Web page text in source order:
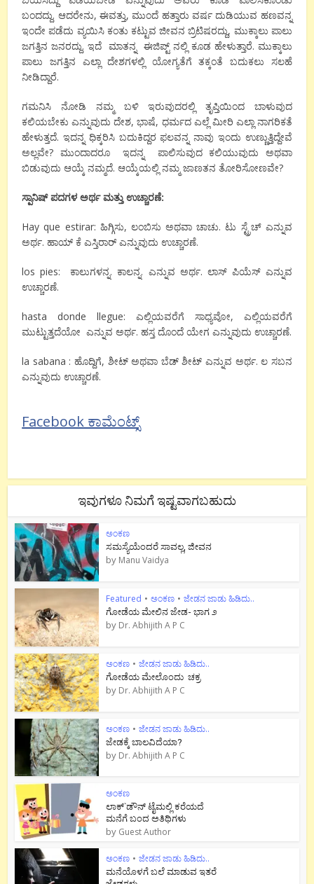
ಬಂದದ್ದು. ಆದರೇನು, ಈವತ್ತು, ಮುಂದೆ ಹತ್ತಾರು ವರ್ಷ ದುಡಿಯುವ ಹಣವನ್ನ
ಇಂದೇ ಪಡೆದು ವ್ಯಯಿಸಿ ಕಂತು ಕಟ್ಟುವ ಜೀವನ ಬ್ರಿಟಿಷರದ್ದು, ಮುಕ್ಕಾಲು ಪಾಲು
ಜಗತ್ತಿನ ಜನರದ್ದು. ಇದೆ ಮಾತನ್ನ ಈಜಿಪ್ಟ್ ನಲ್ಲಿ ಕೂಡ ಹೇಳುತ್ತಾರೆ. ಮುಕ್ಕಾಲು
ಪಾಲು ಜಗತ್ತಿನ ಎಲ್ಲಾ ದೇಶಗಳಲ್ಲಿ ಯೋಗ್ಯತೆಗೆ ತಕ್ಕಂತೆ ಬದುಕಲು ಸಲಹೆ
ನೀಡಿದ್ದಾರೆ.
ಗಮನಿಸಿ ನೋಡಿ ನಮ್ಮ ಬಳಿ ಇರುವುದರಲ್ಲಿ ತೃಪ್ತಿಯಿಂದ ಬಾಳುವುದ
ಕಲಿಯಬೇಕು ಎನ್ನುವುದು ದೇಶ, ಭಾಷೆ, ಧರ್ಮದ ಎಲ್ಲೆ ಮೀರಿ ಎಲ್ಲಾ ನಾಗರಿಕತೆ
ಹೇಳುತ್ತದೆ. ಇದನ್ನ ಧಿಕ್ಕರಿಸಿ ಬದುಕಿದ್ದರ ಫಲವನ್ನ ನಾವು ಇಂದು ಉಣ್ಣುತ್ತಿದ್ದೇವೆ
ಅಲ್ಲವೇ? ಮುಂದಾದರೂ ಇದನ್ನ ಪಾಲಿಸುವುದ ಕಲಿಯುವುದು ಅಥವಾ
ಬಿಡುವುದು ಆಯ್ಕೆ ನಮ್ಮದೆ. ಆಯ್ಕೆಯಲ್ಲಿ ನಮ್ಮ ಜಾಣತನ ತೋರಿಸೋಣವೇ?
ಸ್ಪಾನಿಷ್ ಪದಗಳ ಅರ್ಥ ಮತ್ತು ಉಚ್ಚಾರಣೆ:
Hay que estirar: ಹಿಗ್ಗಿಸು, ಲಂಬಿಸು ಅಥವಾ ಚಾಚು. ಟು ಸ್ಟ್ರೆಚ್ ಎನ್ನುವ
ಅರ್ಥ. ಹಾಯ್ ಕೆ ಎಸ್ತಿರಾರ್ ಎನ್ನುವುದು ಉಚ್ಚಾರಣೆ.
los pies: ಕಾಲುಗಳನ್ನ. ಕಾಲನ್ನ. ಎನ್ನುವ ಅರ್ಥ. ಲಾಸ್ ಪಿಯೆಸ್ ಎನ್ನುವ
ಉಚ್ಚಾರಣೆ.
hasta donde llegue: ಎಲ್ಲಿಯವರೆಗೆ ಸಾಧ್ಯವೋ, ಎಲ್ಲಿಯವರೆಗೆ
ಮುಟ್ಟುತ್ತದೆಯೋ ಎನ್ನುವ ಅರ್ಥ. ಹಸ್ತ ದೊಂದೆ ಯೇಗ ಎನ್ನುವುದು ಉಚ್ಚಾರಣೆ.
la sabana : ಹೊದ್ದಿಗೆ, ಶೀಟ್ ಅಥವಾ ಬೆಡ್ ಶೀಟ್ ಎನ್ನುವ ಅರ್ಥ. ಲ ಸಬನ
ಎನ್ನುವುದು ಉಚ್ಚಾರಣೆ.
Facebook ಕಾಮೆಂಟ್ಸ್
ಇವುಗಳೂ ನಿಮಗೆ ಇಷ್ಟವಾಗಬಹುದು
ಅಂಕಣ
ಸಮಸ್ಯೆಯೆಂದರೆ ಸಾವಲ್ಲ, ಜೀವನ
by Manu Vaidya
Featured • ಅಂಕಣ • ಜೇಡನ ಜಾಡು ಹಿಡಿದು..
ಗೋಡೆಯ ಮೇಲಿನ ಜೇಡ- ಭಾಗ ೨
by Dr. Abhijith A P C
ಅಂಕಣ • ಜೇಡನ ಜಾಡು ಹಿಡಿದು..
ಗೋಡೆಯ ಮೇಲೊಂದು ಚಕ್ರ
by Dr. Abhijith A P C
ಅಂಕಣ • ಜೇಡನ ಜಾಡು ಹಿಡಿದು..
ಜೇಡಕ್ಕೆ ಬಾಲವಿದೆಯಾ?
by Dr. Abhijith A P C
ಅಂಕಣ
ಲಾಕ್`ಡೌನ್ ಟೈಮಲ್ಲಿ ಕರೆಯದೆ
ಮನೆಗೆ ಬಂದ ಅತಿಥಿಗಳು
by Guest Author
ಅಂಕಣ • ಜೇಡನ ಜಾಡು ಹಿಡಿದು..
ಮನೆಯೊಳಗೆ ಬಲೆ ಮಾಡುವ ಇತರೆ